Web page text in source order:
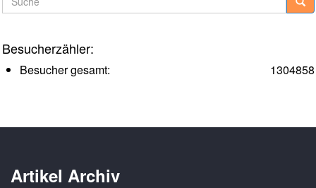
Besucherzähler:
1304858
Besucher gesamt:
Artikel Archiv